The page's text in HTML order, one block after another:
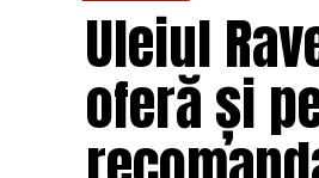
Uleiul
oferă și